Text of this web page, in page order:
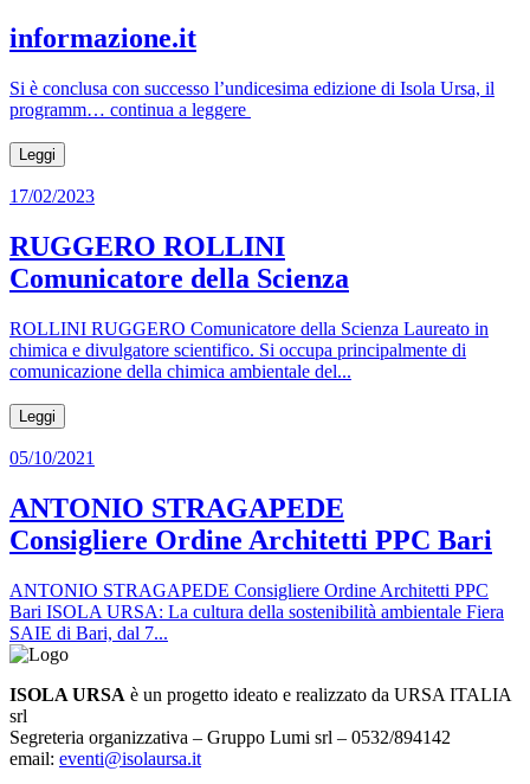
informazione.it
Si è conclusa con successo l’undicesima edizione di Isola Ursa, il
programm… continua a leggere
Leggi
17/02/2023
RUGGERO ROLLINI
Comunicatore della Scienza
ROLLINI RUGGERO Comunicatore della Scienza Laureato in
chimica e divulgatore scientifico. Si occupa principalmente di
comunicazione della chimica ambientale del...
Leggi
05/10/2021
ANTONIO STRAGAPEDE
Consigliere Ordine Architetti PPC Bari
ANTONIO STRAGAPEDE Consigliere Ordine Architetti PPC
Bari ISOLA URSA: La cultura della sostenibilità ambientale Fiera
SAIE di Bari, dal 7...
ISOLA URSA è un progetto ideato e realizzato da URSA ITALIA
srl
Segreteria organizzativa – Gruppo Lumi srl – 0532/894142
email: eventi@isolaursa.it